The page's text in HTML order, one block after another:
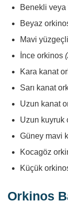
Benekli veya
Beyaz
Mavi
İnce orkinos
Kara kanat
Sarı kanat
Uzun kanat
Uzun kuyruk
Güney mavi
Kocagöz
Küçük
Orkinos